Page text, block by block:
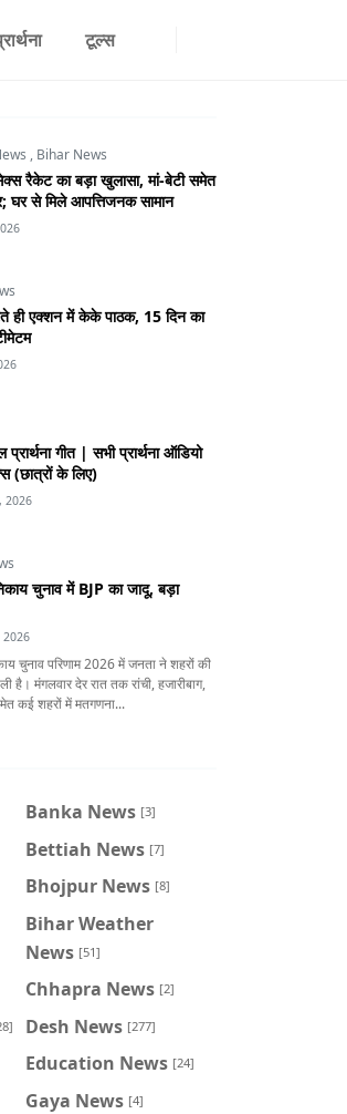
टूल्स
, Bihar News
रैकेट का बड़ा खुलासा, मां-बेटी समेत
घर से मिले आपत्तिजनक सामान
ही एक्शन में केके पाठक, 15 दिन का
प्रार्थना गीत | सभी प्रार्थना ऑडियो
(छात्रों के लिए)
2026
चुनाव में BJP का जादू, बड़ा
2026
चुनाव परिणाम 2026 में जनता ने शहरों की
है। मंगलवार देर रात तक रांची, हजारीबाग,
कई शहरों में मतगणना...
Banka News [3]
Bettiah News [7]
Bhojpur News [8]
Bihar Weather
News [51]
Chhapra News [2]
Desh News [277]
Education News [24]
Gaya News [4]